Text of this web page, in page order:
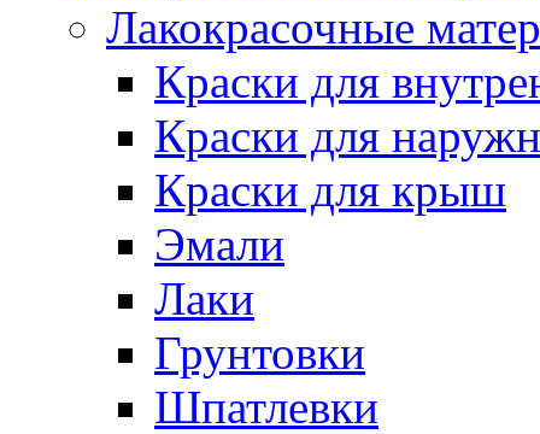
Лакокрасочные
Краски для
Краски для
Краски для крыш
Эмали
Лаки
Грунтовки
Шпатлевки